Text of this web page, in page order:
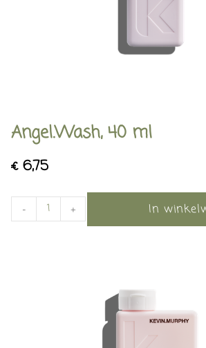
Angel.Wash, 40 ml
€6,75
- + In